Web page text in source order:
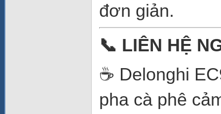
đơn giản.
📞 LIÊN HỆ
☕ Delonghi
pha cà phê